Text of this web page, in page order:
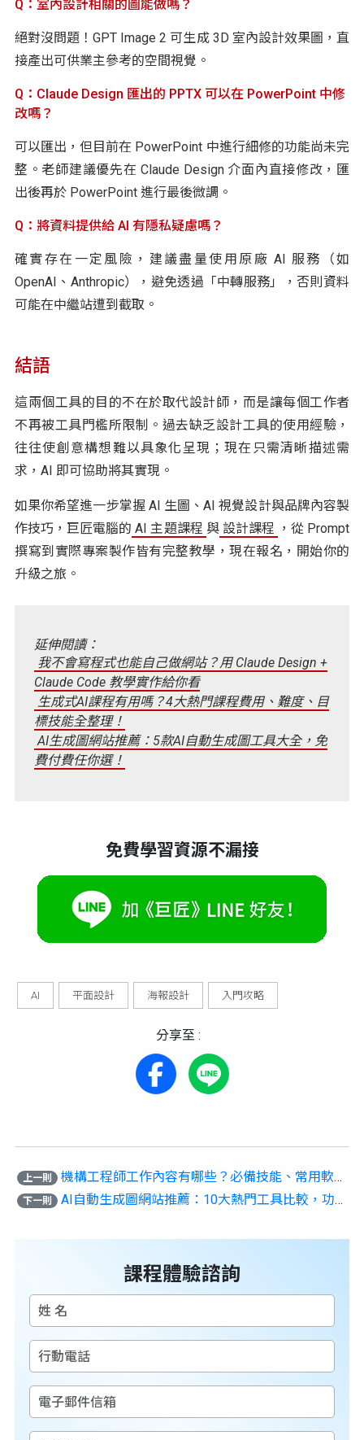
Q：室內設計相關的圖能做嗎？
絕對沒問題！GPT Image 2 可生成 3D 室內設計效果圖，直
接產出可供業主參考的空間視覺。
Q：Claude Design 匯出的 PPTX 可以在 PowerPoint 中修
改嗎？
可以匯出，但目前在 PowerPoint 中進行細修的功能尚未完
整。老師建議優先在 Claude Design 介面內直接修改，匯
出後再於 PowerPoint 進行最後微調。
Q：將資料提供給 AI 有隱私疑慮嗎？
確實存在一定風險，建議盡量使用原廠 AI 服務（如
OpenAI、Anthropic），避免透過「中轉服務」，否則資料
可能在中繼站遭到截取。
結語
這兩個工具的目的不在於取代設計師，而是讓每個工作者
不再被工具門檻所限制。過去缺乏設計工具的使用經驗，
往往使創意構想難以具象化呈現；現在只需清晰描述需
求，AI 即可協助將其實現。
如果你希望進一步掌握 AI 生圖、AI 視覺設計與品牌內容製
作技巧，巨匠電腦的 AI 主題課程 與 設計課程 ，從 Prompt
撰寫到實際專案製作皆有完整教學，現在報名，開始你的
升級之旅。
延伸閱讀：
我不會寫程式也能自己做網站？用 Claude Design +
Claude Code 教學實作給你看
生成式AI課程有用嗎？4大熱門課程費用、難度、目
標技能全整理！
AI生成圖網站推薦：5款AI自動生成圖工具大全，免
費付費任你選！
免費學習資源不漏接
AI 平面設計 海報設計 入門攻略
分享至 :
上一則 機構工程師工作內容有哪些？必備技能、常用軟體、常見問題一次看
下一則 AI自動生成圖網站推薦：10大熱門工具比較，功能與優勢一次看懂
課程體驗諮詢